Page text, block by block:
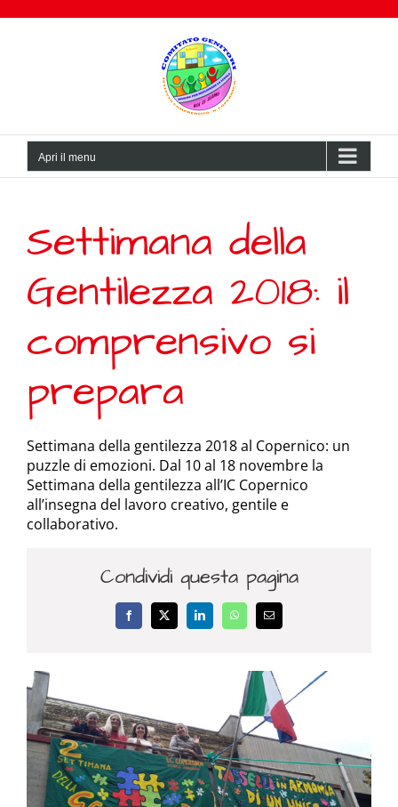
Apri il menu
Settimana della
Gentilezza 2018: il
comprensivo si
prepara
Settimana della gentilezza 2018 al Copernico: un
puzzle di emozioni. Dal 10 al 18 novembre la
Settimana della gentilezza all’IC Copernico
all’insegna del lavoro creativo, gentile e
collaborativo.
Condividi questa pagina
Facebook
X LinkedInWhatsAppEmail